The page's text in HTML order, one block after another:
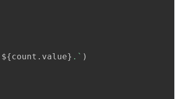
${count . value} . ` )